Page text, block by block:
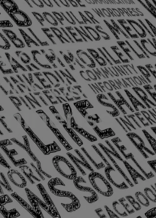
Governador Chagas Freitas – 3.780 –
feira a domingo, das 9h às 17h